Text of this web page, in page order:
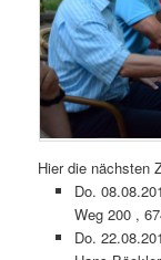
Hier die nächsten
Do.
Weg 200 ,
Do.